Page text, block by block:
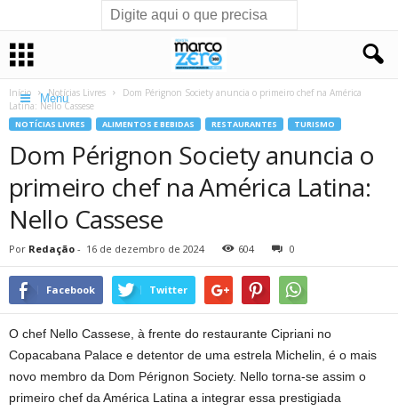
Menu
Início Notícias Livres
Dom Pérignon Society anuncia o primeiro chef na América
Latina: Nello Cassese
NOTÍCIAS LIVRES ALIMENTOS E BEBIDAS RESTAURANTES TURISMO
Dom Pérignon Society anuncia o
primeiro chef na América Latina:
Nello Cassese
Por Redação - 16 de dezembro de 2024 604 0
Facebook Twitter
O chef Nello Cassese, à frente do restaurante Cipriani no
Copacabana Palace e detentor de uma estrela Michelin, é o mais
novo membro da Dom Pérignon Society. Nello torna-se assim o
primeiro chef da América Latina a integrar essa prestigiada